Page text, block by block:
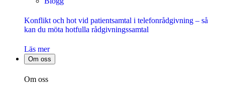
Konflikt och hot vid patientsamtal i telefonrådgivning – så
kan du möta hotfulla rådgivningssamtal
Läs mer
Om oss
Om oss